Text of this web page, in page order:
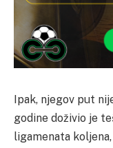
Ipak, njegov put
godine doživio je
ligamenata